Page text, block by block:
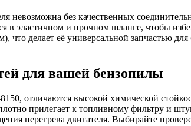
невозможна без качественных
эластичном и прочном шланге, чтобы
что делает её универсальной запчастью
для вашей бензопилы
отличаются высокой химической
прилегает к топливному фильтру и
перегрева двигателя. Выбирайте